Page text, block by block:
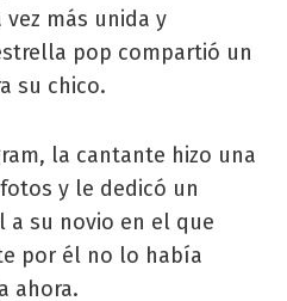
vez más unida y
pop compartió un
su chico.
la cantante hizo una
y le dedicó un
a su novio en el que
por él no lo había
ahora.